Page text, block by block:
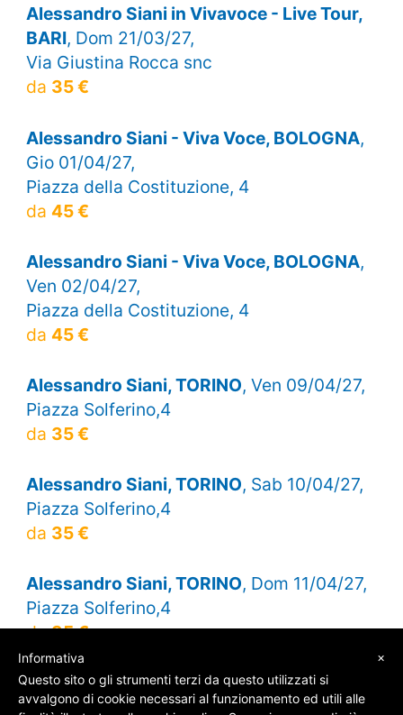
Alessandro Siani in Vivavoce - Live Tour,
BARI, Dom 21/03/27,
Via Giustina Rocca snc
da 35 €
Alessandro Siani - Viva Voce, BOLOGNA,
Gio 01/04/27,
Piazza della Costituzione, 4
da 45 €
Alessandro Siani - Viva Voce, BOLOGNA,
Ven 02/04/27,
Piazza della Costituzione, 4
da 45 €
Alessandro Siani, TORINO, Ven 09/04/27,
Piazza Solferino,4
da 35 €
Alessandro Siani, TORINO, Sab 10/04/27,
Piazza Solferino,4
da 35 €
Alessandro Siani, TORINO, Dom 11/04/27,
Piazza Solferino,4
da35 €
×
Informativa
Questo sito o gli strumenti terzi da questo utilizzati si
avvalgono di cookie necessari al funzionamento ed utili alle